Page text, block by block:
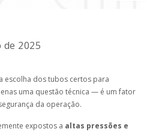
de 2025
escolha dos tubos certos para
uma questão técnica — é um fator
da operação.
expostos a altas pressões e